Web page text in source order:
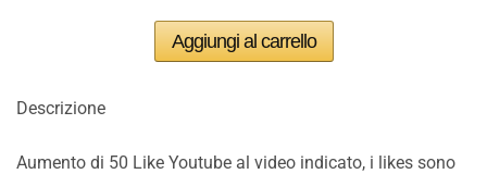
Descrizione
Aumento di 50 Like Youtube al video indicato, i likes sono